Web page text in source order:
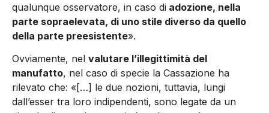
qualunque osservatore, in caso di adozione, nella
parte sopraelevata, di uno stile diverso da quello
della parte preesistente».
Ovviamente, nel valutare l’illegittimità del
manufatto, nel caso di specie la Cassazione ha
rilevato che: «[…] le due nozioni, tuttavia, lungi
dall’esser tra loro indipendenti, sono legate da un